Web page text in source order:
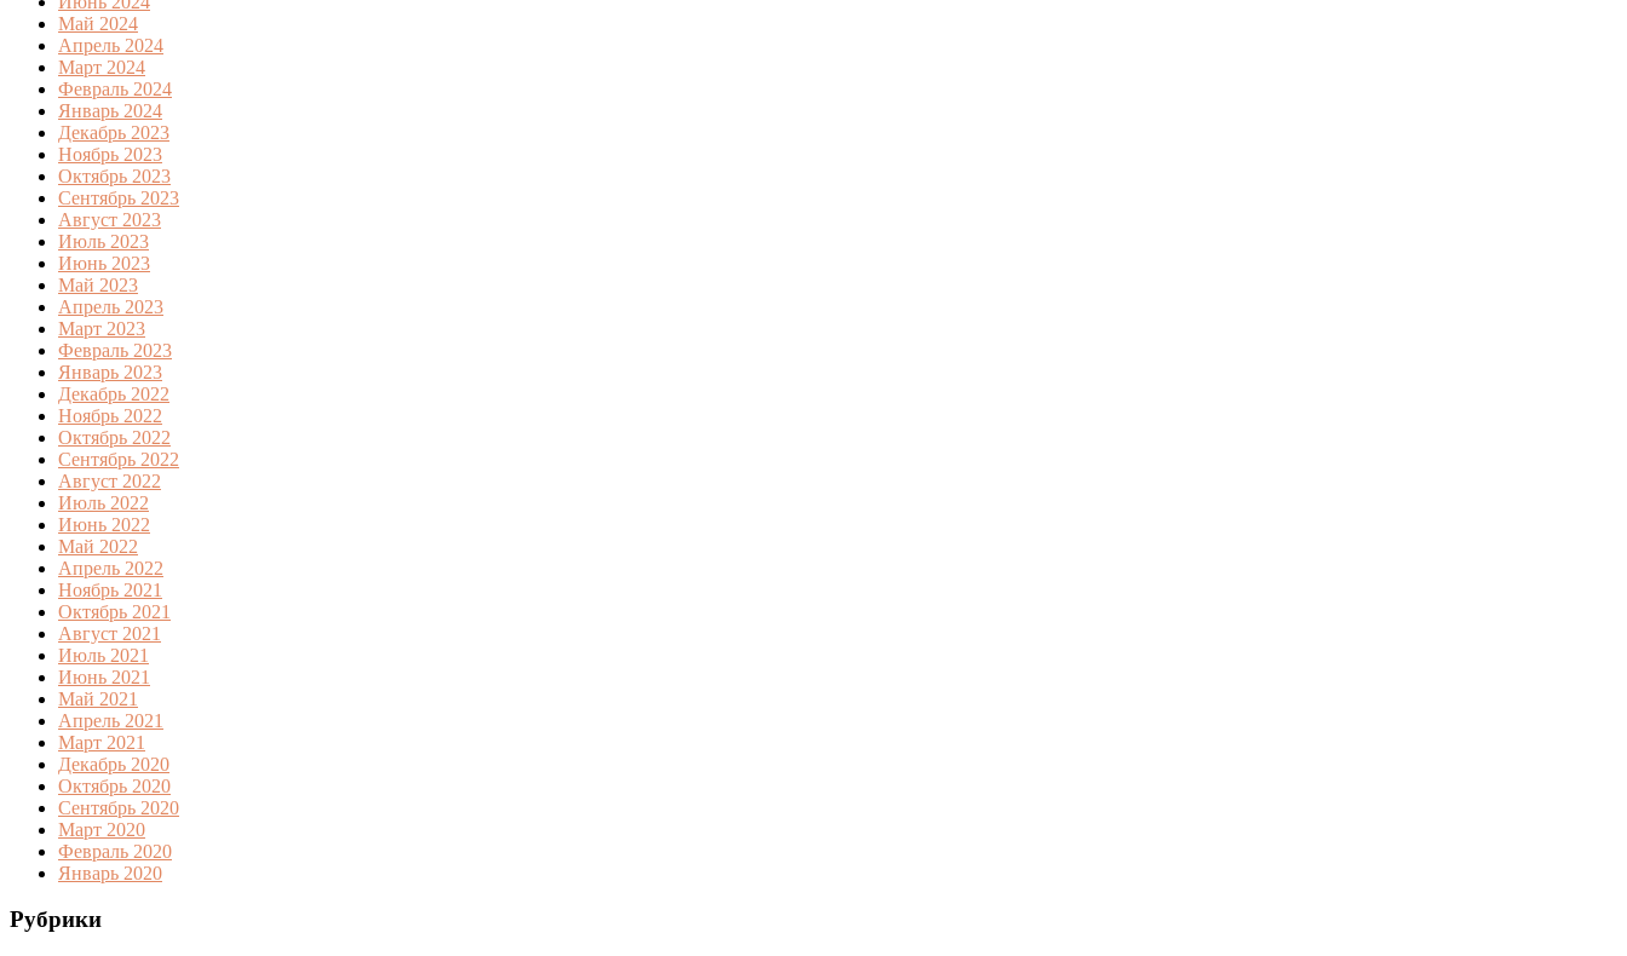
Май 2024
Апрель 2024
Март 2024
Февраль 2024
Январь 2024
Декабрь 2023
Ноябрь 2023
Октябрь 2023
Сентябрь 2023
Август 2023
Июль 2023
Июнь 2023
Май 2023
Апрель 2023
Март 2023
Февраль 2023
Январь 2023
Декабрь 2022
Ноябрь 2022
Октябрь 2022
Сентябрь 2022
Август 2022
Июль 2022
Июнь 2022
Май 2022
Апрель 2022
Ноябрь 2021
Октябрь 2021
Август 2021
Июль 2021
Июнь 2021
Май 2021
Апрель 2021
Март 2021
Декабрь 2020
Октябрь 2020
Сентябрь 2020
Март 2020
Февраль 2020
Январь 2020
Рубрики